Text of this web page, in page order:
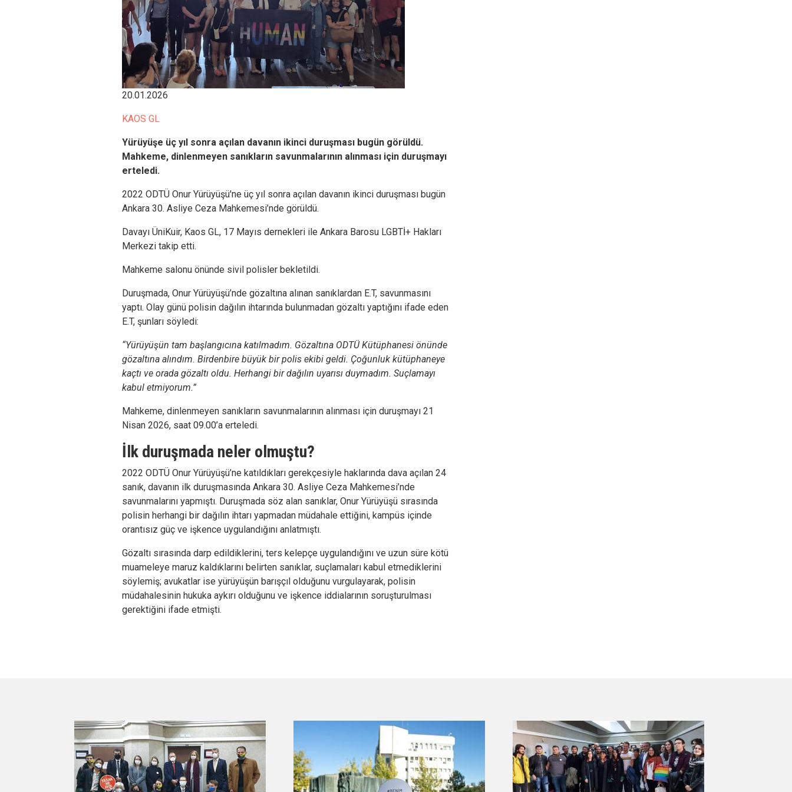
20.01.2026
KAOS GL
Yürüyüşe üç yıl sonra açılan davanın ikinci duruşması bugün görüldü.
Mahkeme, dinlenmeyen sanıkların savunmalarının alınması için duruşmayı
erteledi.
2022 ODTÜ Onur Yürüyüşü'ne üç yıl sonra açılan davanın ikinci duruşması bugün
Ankara 30. Asliye Ceza Mahkemesi’nde görüldü.
Davayı ÜniKuir, Kaos GL, 17 Mayıs dernekleri ile Ankara Barosu LGBTİ+ Hakları
Merkezi takip etti.
Mahkeme salonu önünde sivil polisler bekletildi.
Duruşmada, Onur Yürüyüşü’nde gözaltına alınan sanıklardan E.T, savunmasını
yaptı. Olay günü polisin dağılın ihtarında bulunmadan gözaltı yaptığını ifade eden
E.T, şunları söyledi:
“Yürüyüşün tam başlangıcına katılmadım. Gözaltına ODTÜ Kütüphanesi önünde
gözaltına alındım. Birdenbire büyük bir polis ekibi geldi. Çoğunluk kütüphaneye
kaçtı ve orada gözaltı oldu. Herhangi bir dağılın uyarısı duymadım. Suçlamayı
kabul etmiyorum.”
Mahkeme, dinlenmeyen sanıkların savunmalarının alınması için duruşmayı 21
Nisan 2026, saat 09.00’a erteledi.
İlk duruşmada neler olmuştu?
2022 ODTÜ Onur Yürüyüşü’ne katıldıkları gerekçesiyle haklarında dava açılan 24
sanık, davanın ilk duruşmasında Ankara 30. Asliye Ceza Mahkemesi’nde
savunmalarını yapmıştı. Duruşmada söz alan sanıklar, Onur Yürüyüşü sırasında
polisin herhangi bir dağılın ihtarı yapmadan müdahale ettiğini, kampüs içinde
orantısız güç ve işkence uygulandığını anlatmıştı.
Gözaltı sırasında darp edildiklerini, ters kelepçe uygulandığını ve uzun süre kötü
muameleye maruz kaldıklarını belirten sanıklar, suçlamaları kabul etmediklerini
söylemiş; avukatlar ise yürüyüşün barışçıl olduğunu vurgulayarak, polisin
müdahalesinin hukuka aykırı olduğunu ve işkence iddialarının soruşturulması
gerektiğini ifade etmişti.